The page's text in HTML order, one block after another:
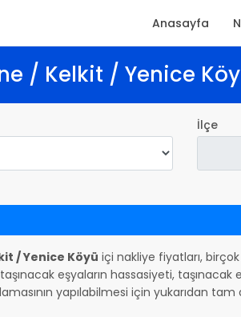
/ Kelkit / Yenice
İlçe
/ Yenice Köyü içi nakliye fiyatları,
eşyaların hassasiyeti, taşınacak
yapılabilmesi için yukarıdan
Anasayfa